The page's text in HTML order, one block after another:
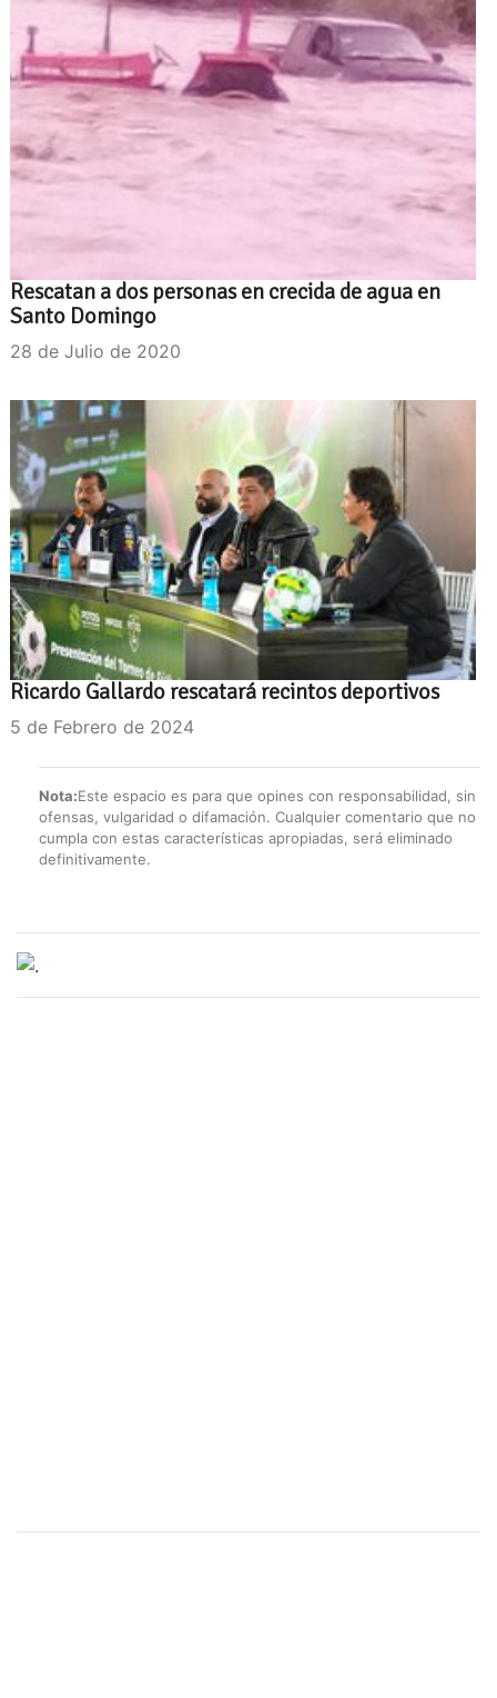
Rescatan a dos personas en crecida de agua en
Santo Domingo
28 de Julio de 2020
Ricardo Gallardo rescatará recintos deportivos
5 de Febrero de 2024
Nota:Este espacio es para que opines con responsabilidad, sin
ofensas, vulgaridad o difamación. Cualquier comentario que no
cumpla con estas características apropiadas, será eliminado
definitivamente.